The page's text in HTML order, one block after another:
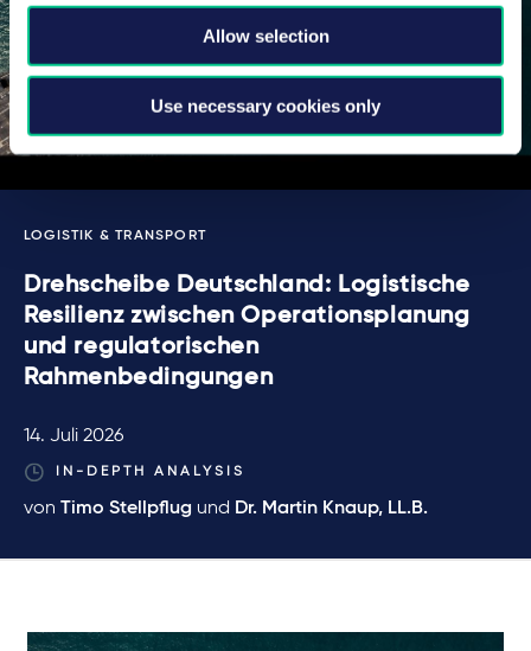
Allow selection
Use necessary cookies only
LOGISTIK & TRANSPORT
Drehscheibe Deutschland: Logistische
Resilienz zwischen Operationsplanung
und regulatorischen
Rahmenbedingungen
14. Juli 2026
IN-DEPTH ANALYSIS
von Timo Stellpflug und Dr. Martin Knaup, LL.B.